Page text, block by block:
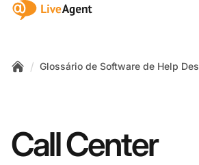
:site.title
/ Glossário de Software de Help
Call Center